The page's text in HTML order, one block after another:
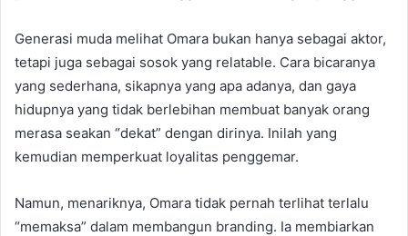
Generasi muda melihat Omara bukan hanya sebagai aktor,
tetapi juga sebagai sosok yang relatable. Cara bicaranya
yang sederhana, sikapnya yang apa adanya, dan gaya
hidupnya yang tidak berlebihan membuat banyak orang
merasa seakan “dekat” dengan dirinya. Inilah yang
kemudian memperkuat loyalitas penggemar.
Namun, menariknya, Omara tidak pernah terlihat terlalu
“memaksa” dalam membangun branding. Ia membiarkan